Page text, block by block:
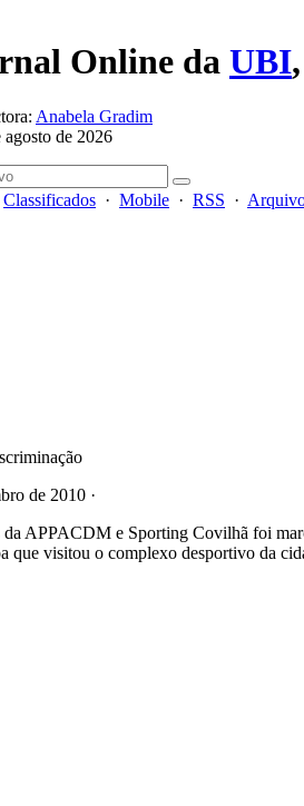
Online da UBI
Anabela Gradim
agosto de 2026
Classificados · Mobile · RSS ·
de 2010 ·
da APPACDM e Sporting Covilhã foi
que visitou o complexo desportivo da